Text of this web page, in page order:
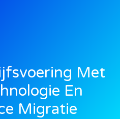
Met
En
Migratie